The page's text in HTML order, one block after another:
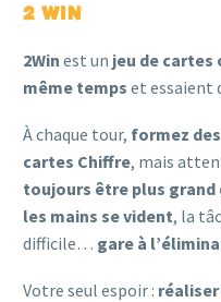
2 WIN
2Win est un jeu de cartes
même temps et essaient
À chaque tour, formez
cartes Chiffre, mais
toujours être plus grand
les mains se vident, la
difficile… gare à
Votre seul espoir :